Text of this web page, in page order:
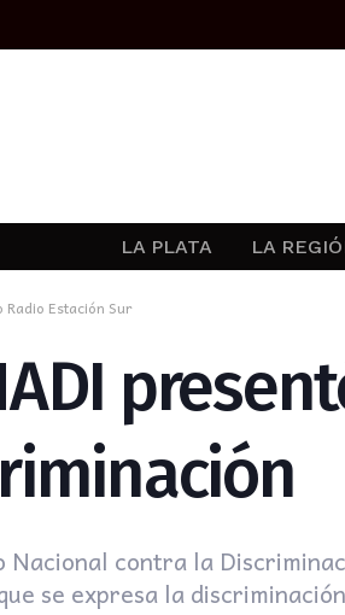
LA PLATA LA
Radio Estación Sur
contra la
se expresa la